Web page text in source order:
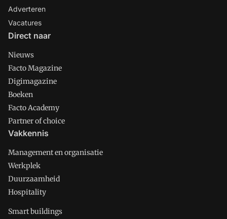
Adverteren
Vacatures
Direct naar
Nieuws
Facto Magazine
Digimagazine
Boeken
Facto Academy
Partner of choice
Vakkennis
Management en organisatie
Werkplek
Duurzaamheid
Hospitality
Smart buildings